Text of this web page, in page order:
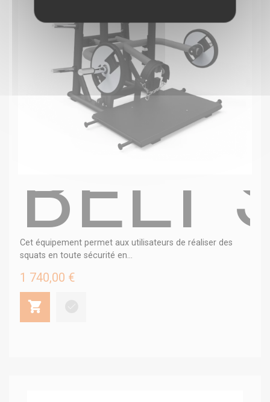
BELT
Cet équipement permet aux utilisateurs de réaliser des
squats en toute sécurité en...
1 740,00 €